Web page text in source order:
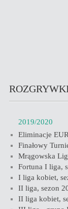
2019/2020
Eliminacje
Finałowy
Mrągowska
Fortuna I liga,
I liga kobiet,
II liga, sezon
II liga kobiet,